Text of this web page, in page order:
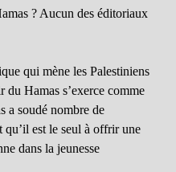
? Aucun des éditoriaux
qui mène les Palestiniens
du Hamas s’exerce comme
a soudé nombre de
qu’il est le seul à offrir une
dans la jeunesse